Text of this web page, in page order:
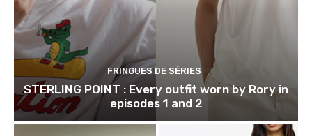
FRINGUES DE SÉRIES
STERLING POINT : Every outfit worn by Rory in
episodes 1 and 2